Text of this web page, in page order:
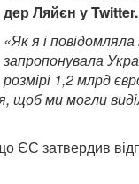
дер Ляйєн у Twitter.
«Як я і
запропонувала
розмірі 1,2 млрд
щоб ми могли
що ЄС затвердив